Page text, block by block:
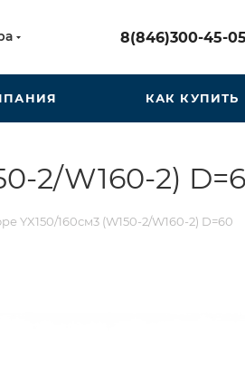
8(846)300-45-05
КАК КУПИТЬ
2/W160-2)
YX150/160см3 (W150-2/W160-2) D=60